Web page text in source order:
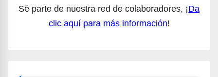
Sé parte de nuestra red de colaboradores, ¡Da
clic aquí para más información!